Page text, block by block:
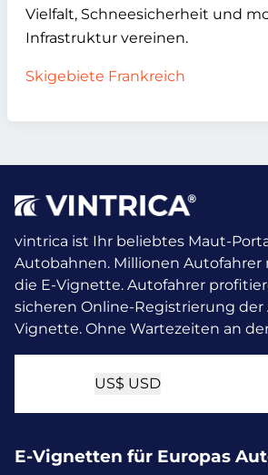
Vielfalt, Schneesicherheit und
Infrastruktur vereinen.
Skigebiete Frankreich
vintrica ist Ihr beliebtes Maut-
Autobahnen. Millionen Autofahrer
die E-Vignette. Autofahrer
sicheren Online-Registrierung
Vignette. Ohne Wartezeiten an
US$ USD
E-Vignetten für Europas